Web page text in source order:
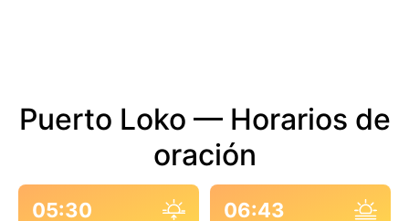
Puerto Loko — Horarios de
oración
05:30 06:43